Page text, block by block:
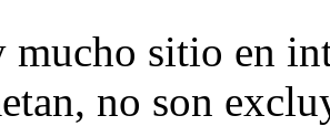
mucho sitio en
no son